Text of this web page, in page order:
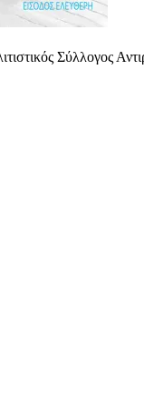
Σύλλογος